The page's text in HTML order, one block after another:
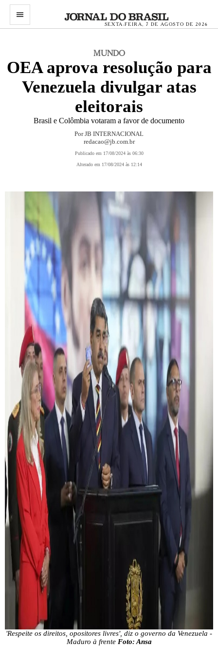
menu
SEXTA-FEIRA, 7 DE AGOSTO DE 2026
MUNDO
OEA aprova resolução para
Venezuela divulgar atas
eleitorais
Brasil e Colômbia votaram a favor de documento
Por JB INTERNACIONAL
redacao@jb.com.br
Publicado em 17/08/2024 às 06:30
Alterado em 17/08/2024 às 12:14
'Respeite os direitos, opositores livres', diz o governo da Venezuela -
Maduro à frente Foto: Ansa